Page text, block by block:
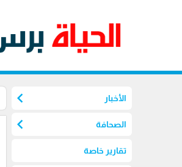
الأخبار chevron_left
الصحافة chevron_left
تقارير خاصة